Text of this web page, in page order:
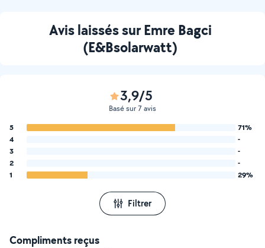
solutions fiables et
adaptées à vos besoins.
Avis laissés sur Emre Bagci
(E&Bsolarwatt)
3,9/5
Basé sur 7 avis
5
71%
4
-
3
-
2
-
1
29%
Filtrer
Compliments reçus